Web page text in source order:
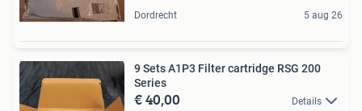
Dordrecht 5 aug 26
9 Sets A1P3 Filter cartridge RSG 200
Series
€ 40,00 Details